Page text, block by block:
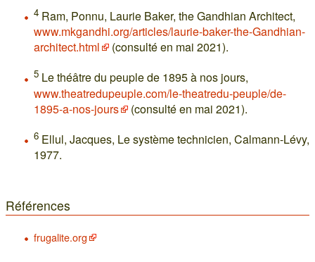
4 Ram, Ponnu, Laurie Baker, the Gandhian Architect,
www.mkgandhi.org/articles/laurie-baker-the-Gandhian-
architect.html
(consulté en mai 2021).
5 Le théâtre du peuple de 1895 à nos jours,
www.theatredupeuple.com/le-theatredu-peuple/de-
1895-a-nos-jours
(consulté en mai 2021).
6 Ellul, Jacques, Le système technicien, Calmann-Lévy,
1977.
Références
frugalite.org